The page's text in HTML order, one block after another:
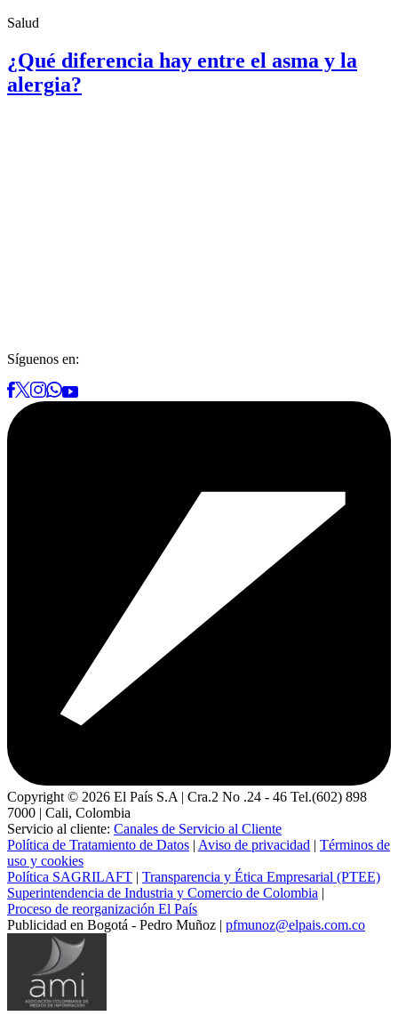
Salud
¿Qué diferencia hay entre el asma y la
alergia?
Síguenos en:
Copyright © 2026 El País S.A | Cra.2 No .24 - 46 Tel.(602) 898
7000 | Cali, Colombia
Servicio al cliente: Canales de Servicio al Cliente
Política de Tratamiento de Datos | Aviso de privacidad | Términos de
uso y cookies
Política SAGRILAFT | Transparencia y Ética Empresarial (PTEE)
Superintendencia de Industria y Comercio de Colombia |
Proceso de reorganización El País
Publicidad en Bogotá - Pedro Muñoz | pfmunoz@elpais.com.co